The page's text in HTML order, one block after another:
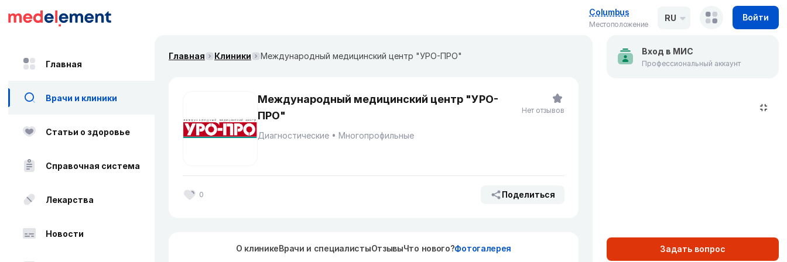
Columbus
Местоположение
RU Войти
Главная
Врачи и клиники
Статьи о здоровье
Справочная система
Лекарства
Новости
Главная Клиники Международный медицинский центр "УРО-ПРО"
Международный медицинский центр "УРО-
ПРО"
Диагностические Многопрофильные
0 Поделиться
Нет отзывов
О клиникеВрачи и специалистыОтзывыЧто нового?Фотогалерея
Вход в МИС
Профессиональный аккаунт
Задать вопрос